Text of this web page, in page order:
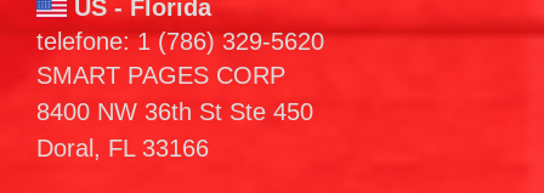
US - Florida
telefone: 1 (786) 329-5620
SMART PAGES CORP
8400 NW 36th St Ste 450
Doral, FL 33166